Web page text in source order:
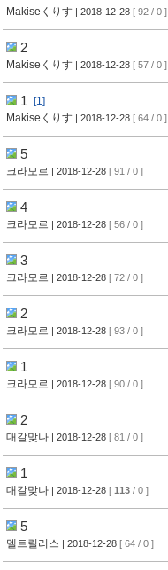
Makiseくりす | 2018-12-28 [ 92 / 0 ]
2
Makiseくりす | 2018-12-28 [ 57 / 0 ]
1
[1]
Makiseくりす | 2018-12-28 [ 64 / 0 ]
5
크라모르 | 2018-12-28 [ 91 / 0 ]
4
크라모르 | 2018-12-28 [ 56 / 0 ]
3
크라모르 | 2018-12-28 [ 72 / 0 ]
2
크라모르 | 2018-12-28 [ 93 / 0 ]
1
크라모르 | 2018-12-28 [ 90 / 0 ]
2
대갈맞나 | 2018-12-28 [ 81 / 0 ]
1
대갈맞나 | 2018-12-28 [ 113 / 0 ]
5
멜트릴리스 | 2018-12-28 [ 64 / 0 ]